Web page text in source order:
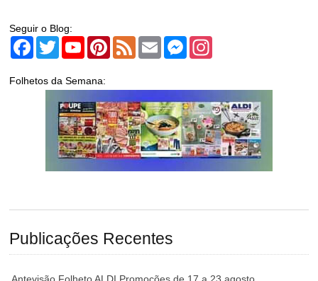
Seguir o Blog:
Facebook
TwitterYouTubePinterest
Feed Email Messenger
Folhetos da Semana:
Publicações Recentes